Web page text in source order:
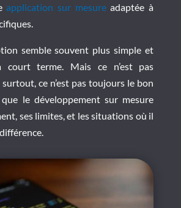
application sur mesureadaptée à
semble souvent plus simple et
court terme. Mais ce n’est pas
ce n’est pas toujours le bon
le développement sur mesure
ses limites, et les situations où il